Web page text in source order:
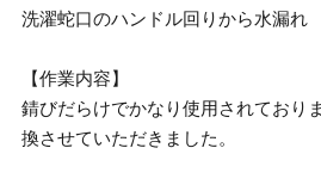
洗濯蛇口のハンドル回りから水漏れ
【作業内容】
錆びだらけでかなり使用されており
換させていただきました。